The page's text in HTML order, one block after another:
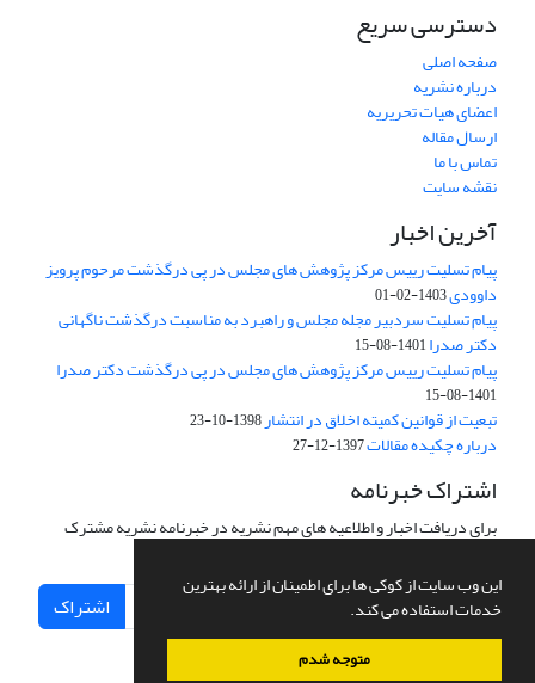
این وب سایت از کوکی ها برای اطمینان از ارائه بهترین
خدمات استفاده می کند.
متوجه شدم
دسترسی سریع
صفحه اصلی
درباره نشریه
اعضای هیات تحریریه
ارسال مقاله
تماس با ما
نقشه سایت
آخرین اخبار
پیام تسلیت رییس مرکز پژوهش های مجلس در پی درگذشت مرحوم پرویز
داوودی1403-02-01
پیام تسلیت سردبیر مجله مجلس و راهبرد به مناسبت درگذشت ناگهانی
دکتر صدرا1401-08-15
پیام تسلیت رییس مرکز پژوهش های مجلس در پی درگذشت دکتر صدرا
1401-08-15
تبعیت از قوانین کمیته اخلاق در انتشار1398-10-23
درباره چکیده مقالات1397-12-27
اشتراک خبرنامه
برای دریافت اخبار و اطلاعیه های مهم نشریه در خبرنامه نشریه مشترک
اشتراک